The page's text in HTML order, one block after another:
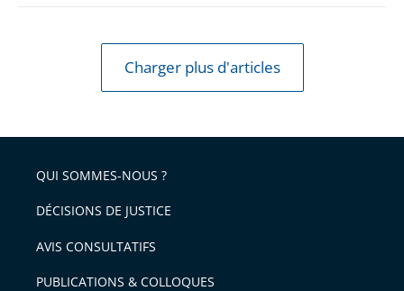
Charger plus d'articles
QUI SOMMES-NOUS ?
DÉCISIONS DE JUSTICE
AVIS CONSULTATIFS
PUBLICATIONS & COLLOQUES